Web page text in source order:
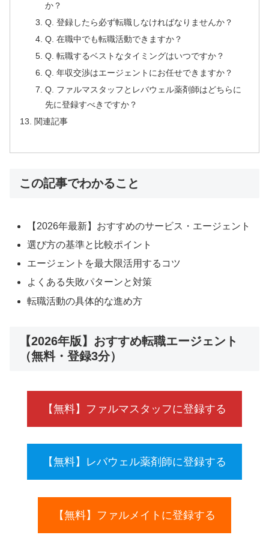
か？
Q. 登録したら必ず転職しなければなりませんか？
Q. 在職中でも転職活動できますか？
Q. 転職するベストなタイミングはいつですか？
Q. 年収交渉はエージェントにお任せできますか？
Q. ファルマスタッフとレバウェル薬剤師はどちらに
先に登録すべきですか？
関連記事
この記事でわかること
【2026年最新】おすすめのサービス・エージェント
選び方の基準と比較ポイント
エージェントを最大限活用するコツ
よくある失敗パターンと対策
転職活動の具体的な進め方
【2026年版】おすすめ転職エージェント
（無料・登録3分）
【無料】ファルマスタッフに登録する
【無料】レバウェル薬剤師に登録する
【無料】ファルメイトに登録する